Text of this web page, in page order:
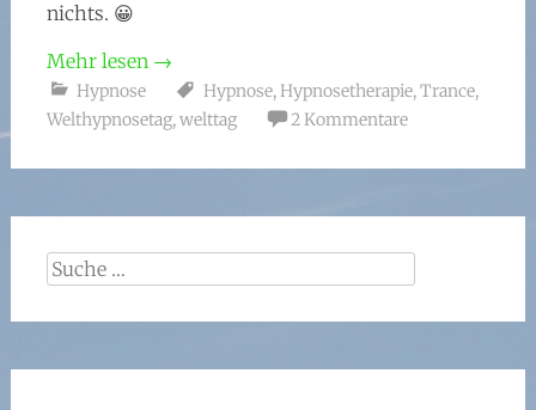
nichts. 😀
Mehr lesen →
Hypnose Hypnose,Hypnosetherapie,Trance,
Welthypnosetag,welttag 2 Kommentare
Suche